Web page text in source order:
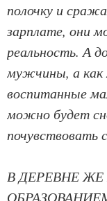
полочку и
зарплате, они
реальность. А
мужчины, а как
воспитанные
можно будет
почувствовать
В ДЕРЕВНЕ